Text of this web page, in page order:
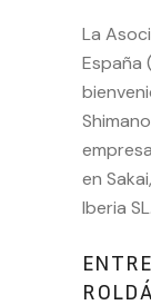
La
España
en
Iberia SL.